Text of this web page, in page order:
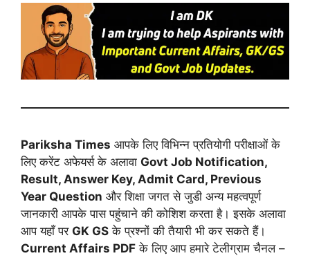
Pariksha Times आपके लिए विभिन्न प्रतियोगी परीक्षाओं के
लिए करेंट अफेयर्स के अलावा Govt Job Notification,
Result, Answer Key, Admit Card, Previous
Year Question और शिक्षा जगत से जुडी अन्य महत्वपूर्ण
जानकारी आपके पास पहुंचाने की कोशिश करता है। इसके अलावा
आप यहाँ पर GK GS के प्रश्नों की तैयारी भी कर सकते हैं।
Current Affairs PDF के लिए आप हमारे टेलीग्राम चैनल –